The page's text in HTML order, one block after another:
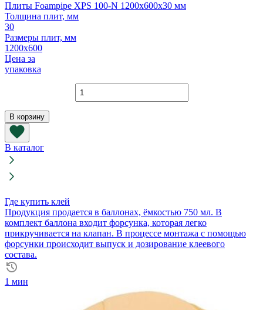
Плиты Foampipe XPS 100-N 1200х600х30 мм
Толщина плит, мм
30
Размеры плит, мм
1200х600
Цена за
упаковка
Количество
товара
В корзину
В каталог
Где купить клей
Продукция продается в баллонах, ёмкостью 750 мл. В
комплект баллона входит форсунка, которая легко
прикручивается на клапан. В процессе монтажа с помощью
форсунки происходит выпуск и дозирование клеевого
состава.
1 мин